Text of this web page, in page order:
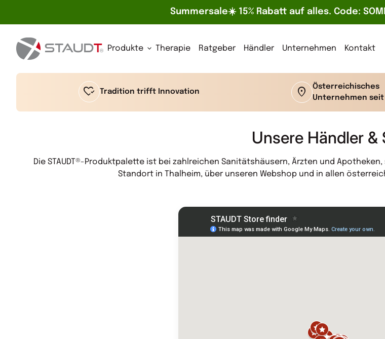
Summersale☀️ 15% Rabatt auf alles. Code:
Startseite
Produkte expand_more Therapie Ratgeber Händler Unternehmen Kontakt
heart_check Tradition trifft Innovation location_on
Österreichisches
Unternehmen seit
Unsere Händler &
Die STAUDT®-Produktpalette ist bei zahlreichen Sanitätshäusern, Ärzten und
Standort in Thalheim, über unseren Webshop und in allen